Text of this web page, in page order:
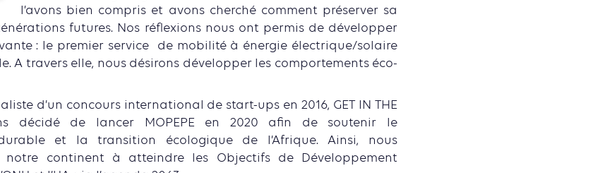
l’avons bien compris et avons cherché comment préserver sa
futures. Nos réflexions nous ont permis de développer
: le premier service de mobilité à énergie électrique/solaire
A travers elle, nous désirons développer les comportements éco-
d’un concours international de start-ups en 2016, GET IN THE
décidé de lancer MOPEPE en 2020 afin de soutenir le
et la transition écologique de l’Afrique. Ainsi, nous
notre continent à atteindre les Objectifs de Développement